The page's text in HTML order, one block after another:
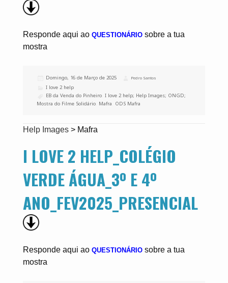
Responde aqui ao QUESTIONÁRIO sobre a tua
mostra
Publicado
Domingo, 16 de Março de 2025 Autor
Pedro Santos
Categorias
I love 2 help
Etiquetas
EB da Venda do Pinheiro ,I love 2 help; Help Images; ONGD;
Mostra do Filme Solidário Mafra ODS Mafra
Help Images> Mafra
I LOVE 2 HELP_COLÉGIO
VERDE ÁGUA_3º E 4º
ANO_FEV2025_PRESENCIAL
Responde aqui ao QUESTIONÁRIO sobre a tua
mostra